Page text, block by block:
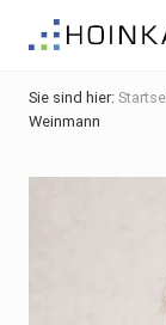
content
Hauptsidebar
Fußzeile
nachhaltig
Planen
Building
Sie sind hier:
Weinmann